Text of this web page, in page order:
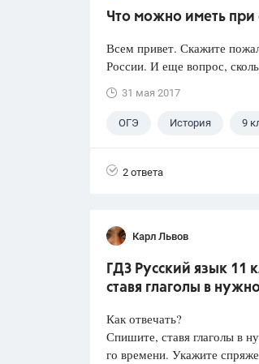
Что можно иметь при
Всем привет. Скажите
России. И еще вопрос,
31 мая 2017
ОГЭ История 9
2 ответа
Карл Львов
ГДЗ Русский язык 11
ставя глаголы в
Как отвечать?
Спишите, ставя глаголы в
го времени. Укажите